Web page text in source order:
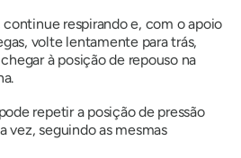
continue respirando e, com o apoio
volte lentamente para trás,
à posição de repouso na
repetir a posição de pressão
vez, seguindo as mesmas